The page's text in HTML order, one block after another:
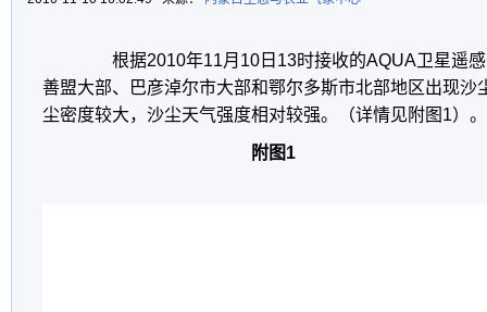
根据2010年11月10日13时接收的AQUA卫星遥感
善盟大部、巴彦淖尔市大部和鄂尔多斯市北部地区出现沙
尘密度较大，沙尘天气强度相对较强。（详情见附图1）。
附图1